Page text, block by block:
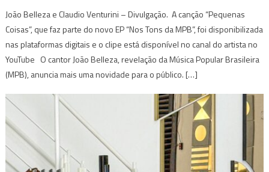
João Belleza e Claudio Venturini – Divulgação. A canção “Pequenas
Coisas”, que faz parte do novo EP “Nos Tons da MPB”, foi disponibilizada
nas plataformas digitais e o clipe está disponível no canal do artista no
YouTube O cantor João Belleza, revelação da Música Popular Brasileira
(MPB), anuncia mais uma novidade para o público. […]